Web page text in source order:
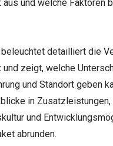
aus und welche Faktoren
detailliert die
und zeigt, welche
und Standort geben
in Zusatzleistungen,
und
abrunden.